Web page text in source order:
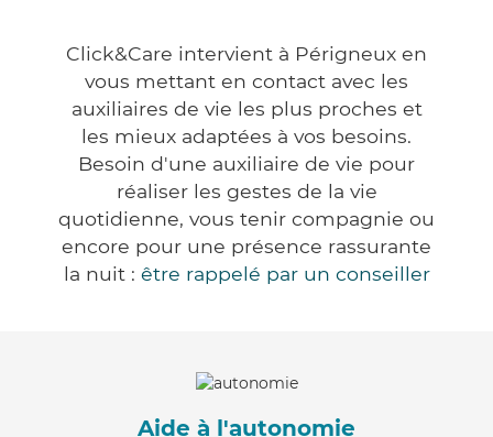
Click&Care intervient à Périgneux en
vous mettant en contact avec les
auxiliaires de vie les plus proches et
les mieux adaptées à vos besoins.
Besoin d'une auxiliaire de vie pour
réaliser les gestes de la vie
quotidienne, vous tenir compagnie ou
encore pour une présence rassurante
la nuit : être rappelé par un conseiller
Aide à l'autonomie